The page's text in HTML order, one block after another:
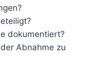
dokumentiert?
Abnahme zu